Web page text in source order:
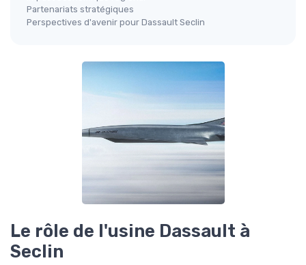
Partenariats stratégiques
Perspectives d'avenir pour Dassault Seclin
Le rôle de l'usine Dassault à
Seclin